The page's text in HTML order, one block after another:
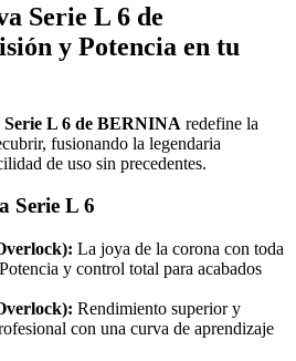
Serie L 6 de
y Potencia en tu
Serie L 6 de BERNINA redefine la
fusionando la legendaria
de uso sin precedentes.
Serie L 6
La joya de la corona con toda
y control total para acabados
Rendimiento superior y
con una curva de aprendizaje